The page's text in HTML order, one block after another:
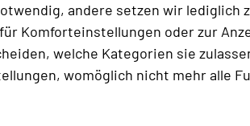
andere setzen wir lediglich
Komforteinstellungen oder zur
welche Kategorien sie
womöglich nicht mehr alle
Der erfolgreiche
begehrten Branchen-Awards
wie sie Mut zur Inszenierung